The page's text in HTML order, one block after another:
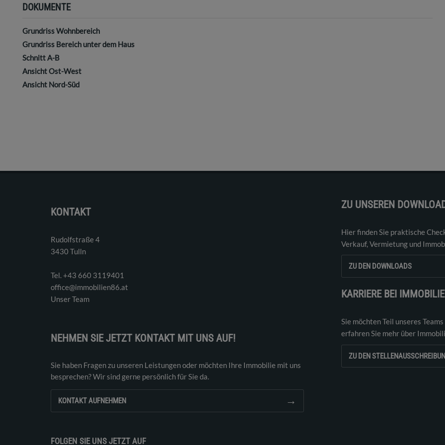
DOKUMENTE
Grundriss Wohnbereich
Grundriss Bereich unter dem Haus
Schnitt A-B
Ansicht Ost-West
Ansicht Nord-Süd
KONTAKT
Rudolfstraße 4
3430 Tulln
Tel. ‭+43 660 3119401‬
office@immobilien86.at
Unser Team
NEHMEN SIE JETZT KONTAKT MIT UNS AUF!
Sie haben Fragen zu unseren Leistungen oder möchten Ihre Immobilie mit uns
besprechen? Wir sind gerne persönlich für Sie da.
KONTAKT AUFNEHMEN →
FOLGEN SIE UNS JETZT AUF
ZU UNSEREN
Hier finden Sie praktische
Verkauf, Vermietung und
ZU DEN DOWNLOADS
KARRIERE BEI
Sie möchten Teil unseres
erfahren Sie mehr über
ZU DEN